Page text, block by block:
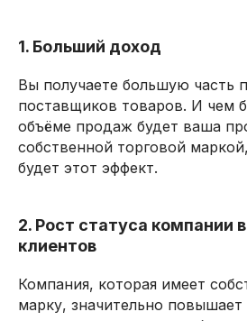
1. Больший доход
Вы получаете большую часть
поставщиков товаров. И чем
объёме продаж будет ваша
собственной торговой
будет этот эффект.
2. Рост статуса компании
клиентов
Компания, которая имеет
марку, значительно повышает